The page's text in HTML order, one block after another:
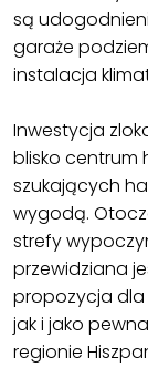
są
garaże
instalacja
Inwestycja
blisko
szukających
wygodą.
strefy
przewidziana
propozycja
jak i jako
regionie